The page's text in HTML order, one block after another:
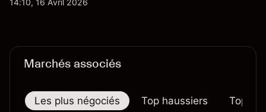
14:10, 16 Avril 2026
Marchés associés
Les plus négociés Top haussiers Top